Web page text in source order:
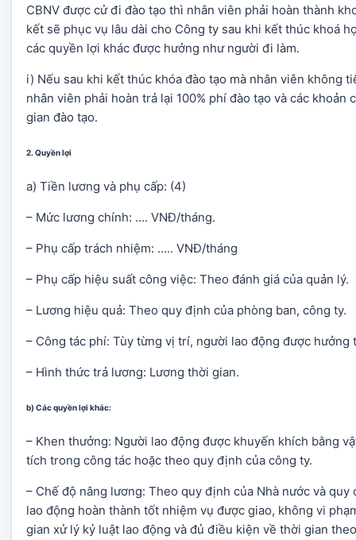
CBNV được cử đi đào tạo thì nhân viên phải hoàn thành
kết sẽ phục vụ lâu dài cho Công ty sau khi kết thúc khoá
các quyền lợi khác được hưởng như người đi làm.
i) Nếu sau khi kết thúc khóa đào tạo mà nhân viên không
nhân viên phải hoàn trả lại 100% phí đào tạo và các
gian đào tạo.
2. Quyền lợi
a) Tiền lương và phụ cấp: (4)
– Mức lương chính: …. VNĐ/tháng.
– Phụ cấp trách nhiệm: ….. VNĐ/tháng
– Phụ cấp hiệu suất công việc: Theo đánh giá của quản lý.
– Lương hiệu quả: Theo quy định của phòng ban, công ty.
– Công tác phí: Tùy từng vị trí, người lao động được hưởng
– Hình thức trả lương: Lương thời gian.
b) Các quyền lợi khác:
– Khen thưởng: Người lao động được khuyến khích bằng
tích trong công tác hoặc theo quy định của công ty.
– Chế độ nâng lương: Theo quy định của Nhà nước và
lao động hoàn thành tốt nhiệm vụ được giao, không vi
gian xử lý kỷ luật lao động và đủ điều kiện về thời gian